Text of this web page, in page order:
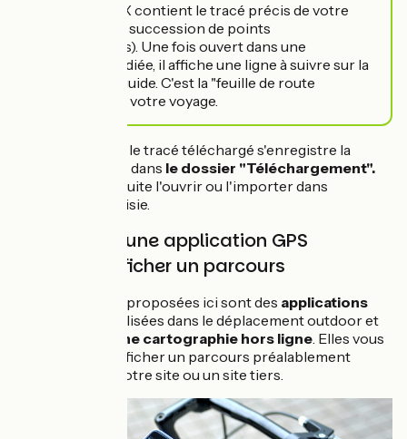
Un fichier .GPX contient le tracé précis de votre
parcours (une succession de points
géographiques). Une fois ouvert dans une
application dédiée, il affiche une ligne à suivre sur la
carte et vous guide. C'est la "feuille de route
numérique" de votre voyage.
Sur smartphone, le tracé téléchargé s'enregistre la
plupart du temps dans le dossier "Téléchargement".
Vous pouvez ensuite l'ouvrir ou l'importer dans
l'application choisie.
Télécharger une application GPS
vélo pour afficher un parcours
Les applications proposées ici sont des applications
spécialisées dans le déplacement outdooret
une cartographie hors ligne. Elles vous
permettront d'afficher un parcours préalablement
téléchargé sur notre site ou un site tiers.